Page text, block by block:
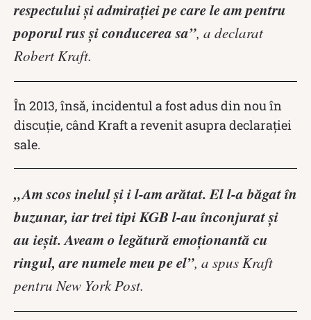
respectului și admirației pe care le am pentru
poporul rus și conducerea sa”, a declarat
Robert Kraft.
În 2013, însă, incidentul a fost adus din nou în
discuție, când Kraft a revenit asupra declarației
sale.
„Am scos inelul și i l-am arătat. El l-a băgat în
buzunar, iar trei tipi KGB l-au înconjurat și
au ieșit. Aveam o legătură emoționantă cu
ringul, are numele meu pe el”, a spus Kraft
pentru New York Post.